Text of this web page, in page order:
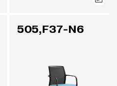
505,F37-N6